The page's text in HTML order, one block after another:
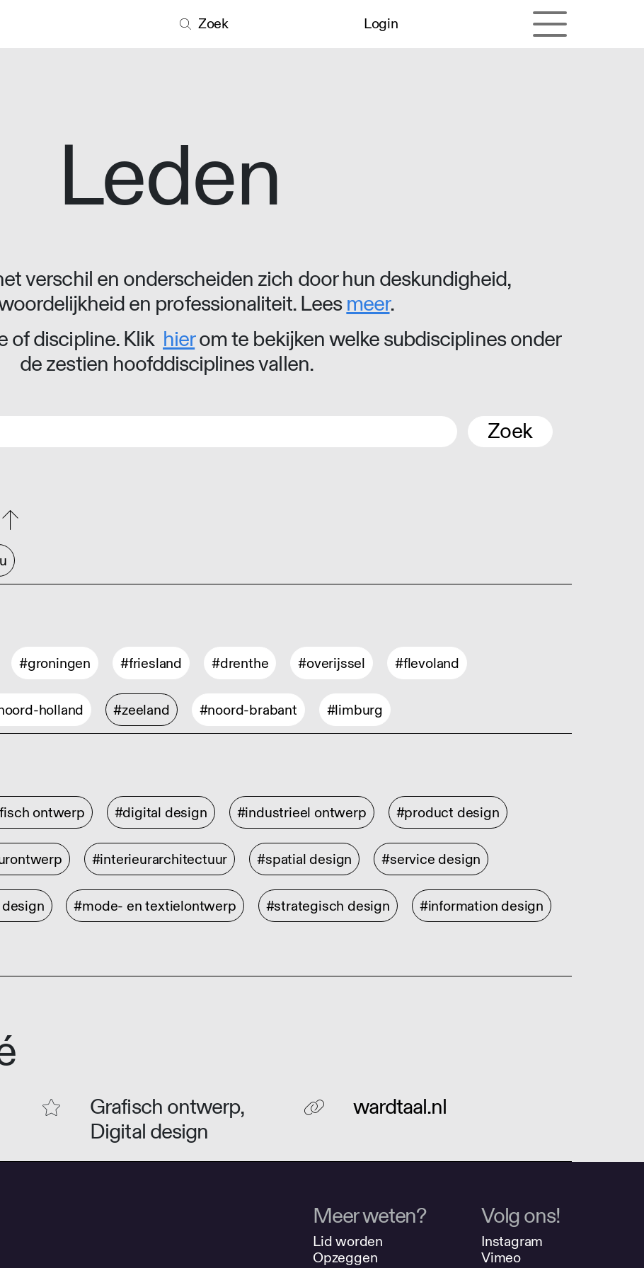
Zoek Login
Leden
verschil en onderscheiden zich door hun deskundigheid,
en professionaliteit. Leesmeer.
of discipline. Klik hierom te bekijken welke subdisciplines onder
de zestien hoofddisciplines vallen.
Zoek
#groningen #friesland #drenthe #overijssel #flevoland
holland #zeeland #noord-brabant #limburg
ontwerp #digital design #industrieel ontwerp #product design
#interieurarchitectuur #spatial design #service design
#mode- en textielontwerp #strategisch design #information design
Grafisch ontwerp,
Digital design
wardtaal.nl
Meer weten?
Lid worden
Opzeggen
Volg ons!
Instagram
Vimeo